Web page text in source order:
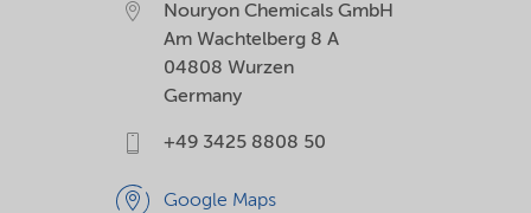
Nouryon Chemicals GmbH
Am Wachtelberg 8 A
04808 Wurzen
Germany
+49 3425 8808 50
Google Maps